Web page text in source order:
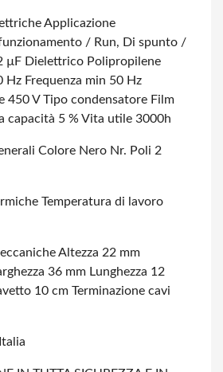
Applicazione
/ Run, Di spunto /
µF Dielettrico Polipropilene
Hz Frequenza min 50 Hz
450 VTipo condensatore Film
capacità 5 % Vita utile 3000h
Colore Nero Nr. Poli 2
Temperatura di lavoro
Altezza 22 mm
36 mm Lunghezza 12
10 cm Terminazione cavi